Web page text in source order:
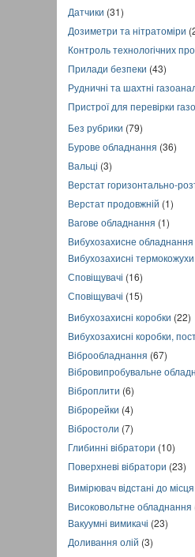
Датчики (31)
Дозиметри та нітратоміри
Контроль технологічних
Прилади безпеки (43)
Рудничні та шахтні
Пристрої для перевірки
Без рубрики (79)
Бурове обладнання (36)
Вальці (3)
Верстат горизонтально-
Верстат продовжній (1)
Вагове обладнання (1)
Вибухозахисне обладнання
Вибухозахисні термокожухи
Сповіщувачі (16)
Сповіщувачі (15)
Вибухозахисні коробки (22)
Вибухозахисні коробки,
Віброобладнання (67)
Вібровипробувальне
Віброплити (6)
Віброрейки (4)
Вібростоли (7)
Глибинні вібратори (10)
Поверхневі вібратори (23)
Вимірювач відстані до
Високовольтне обладнання
Вакуумні вимикачі (23)
Доливання олій (3)